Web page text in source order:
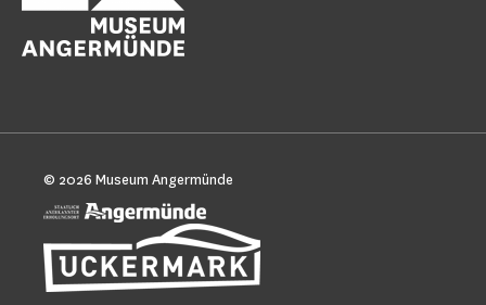
© 2026 Museum Angermünde